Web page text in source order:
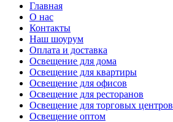
Главная
О нас
Контакты
Наш шоурум
Оплата и доставка
Освещение для дома
Освещение для квартиры
Освещение для офисов
Освещение для ресторанов
Освещение для торговых центров
Освещение оптом